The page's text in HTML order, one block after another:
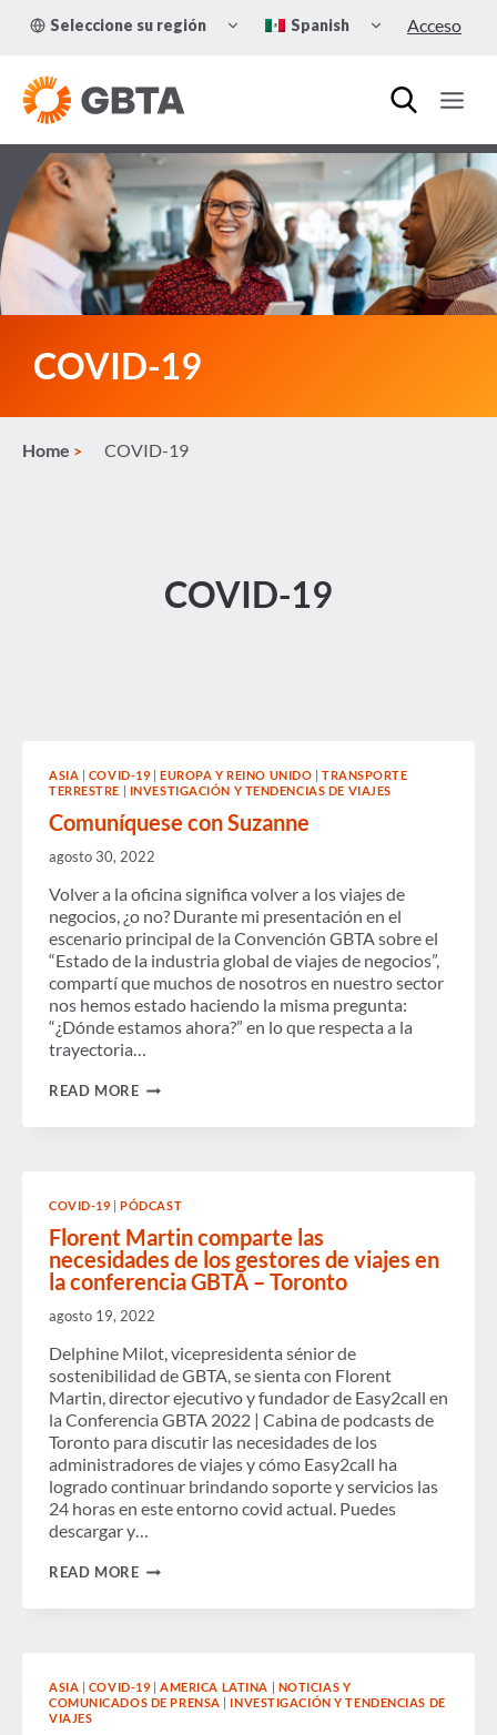
Seleccione su región
TOGGLE
CHILD
Spanish
CHILDAcceso
COVID-19
Home COVID-19
COVID-19
ASIA COVID-19 |EUROPA Y REINO UNIDO
TRANSPORTE
TERRESTRE
INVESTIGACIÓN Y TENDENCIAS DE VIAJES
Comuníquese con Suzanne
agosto 30, 2022
Volver a la oficina significa volver a los viajes de
negocios, ¿o no? Durante mi presentación en el
escenario principal de la Convención GBTA sobre el
“Estado de la industria global de viajes de negocios”,
compartí que muchos de nosotros en nuestro sector
nos hemos estado haciendo la misma pregunta:
“¿Dónde estamos ahora?” en lo que respecta a la
trayectoria…
READ MORECOMUNÍQUESE
COVID-19 |PÓDCAST
Florent Martin comparte las
necesidades de los gestores de viajes en
la conferencia GBTA – Toronto
agosto 19, 2022
Delphine Milot, vicepresidenta sénior de
sostenibilidad de GBTA, se sienta con Florent
Martin, director ejecutivo y fundador de Easy2call en
la Conferencia GBTA 2022 | Cabina de podcasts de
Toronto para discutir las necesidades de los
administradores de viajes y cómo Easy2call ha
logrado continuar brindando soporte y servicios las
24 horas en este entorno covid actual. Puedes
descargar y…
READ MOREFLORENT
GESTORES
DE
ASIA | COVID-19 |AMERICA LATINA | NOTICIAS Y
COMUNICADOS DE PRENSA | INVESTIGACIÓN Y TENDENCIAS DE
VIAJES